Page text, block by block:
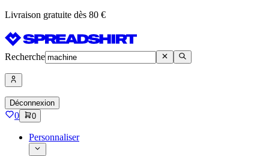
Livraison gratuite dès 80 €
Recherche
Déconnexion
0 0
Personnaliser